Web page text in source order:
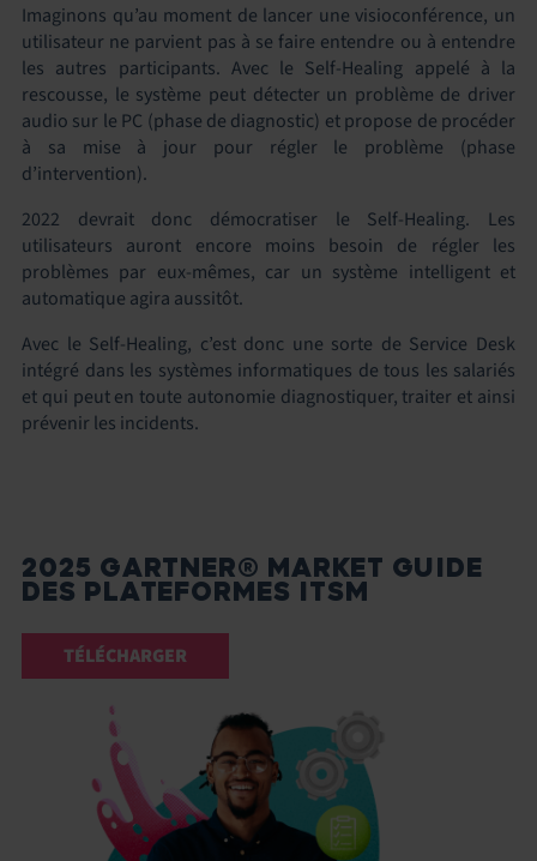
Imaginons qu’au moment de lancer une visioconférence, un
utilisateur ne parvient pas à se faire entendre ou à entendre
les autres participants. Avec le Self-Healing appelé à la
rescousse, le système peut détecter un problème de driver
audio sur le PC (phase de diagnostic) et propose de procéder
à sa mise à jour pour régler le problème (phase
d’intervention).
2022 devrait donc démocratiser le Self-Healing. Les
utilisateurs auront encore moins besoin de régler les
problèmes par eux-mêmes, car un système intelligent et
automatique agira aussitôt.
Avec le Self-Healing, c’est donc une sorte de Service Desk
intégré dans les systèmes informatiques de tous les salariés
et qui peut en toute autonomie diagnostiquer, traiter et ainsi
prévenir les incidents.
2025 GARTNER® MARKET GUIDE
DES PLATEFORMES ITSM
TÉLÉCHARGER